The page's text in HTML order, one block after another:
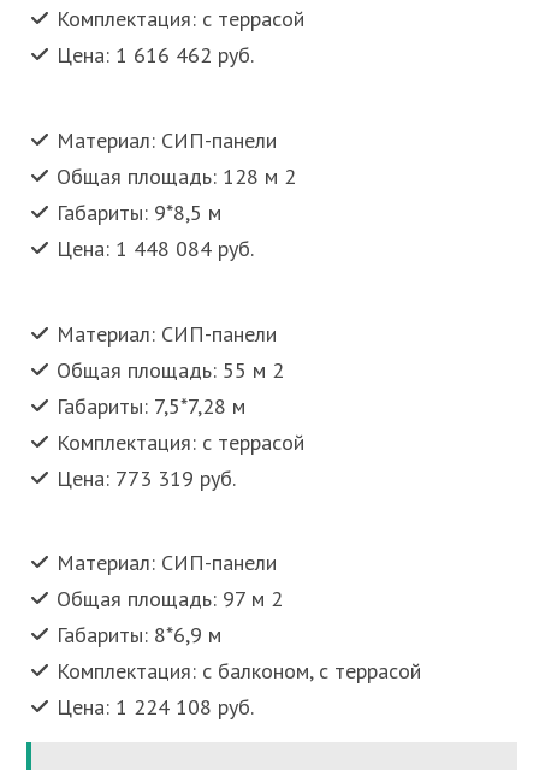
Комплектация: с террасой
Цена: 1 616 462 руб.
Материал: СИП-панели
Общая площадь: 128 м 2
Габариты: 9*8,5 м
Цена: 1 448 084 руб.
Материал: СИП-панели
Общая площадь: 55 м 2
Габариты: 7,5*7,28 м
Комплектация: с террасой
Цена: 773 319 руб.
Материал: СИП-панели
Общая площадь: 97 м 2
Габариты: 8*6,9 м
Комплектация: с балконом, с террасой
Цена: 1 224 108 руб.